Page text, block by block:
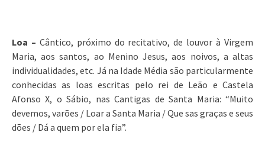
Loa – Cântico, próximo do recitativo, de louvor à Virgem
Maria, aos santos, ao Menino Jesus, aos noivos, a altas
individualidades, etc. Já na Idade Média são particularmente
conhecidas as loas escritas pelo rei de Leão e Castela
Afonso X, o Sábio, nas Cantigas de Santa Maria: “Muito
devemos, varões / Loar a Santa Maria / Que sas graças e seus
dões / Dá a quem por ela fia”.